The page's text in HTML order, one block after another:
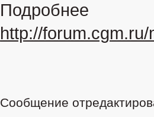
Подробнее
http://
Сообщение